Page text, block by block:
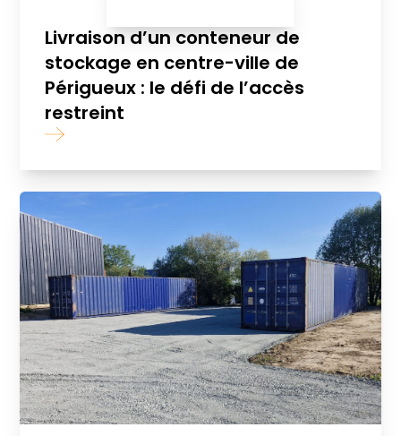
Livraison d’un conteneur de
stockage en centre-ville de
Périgueux : le défi de l’accès
restreint